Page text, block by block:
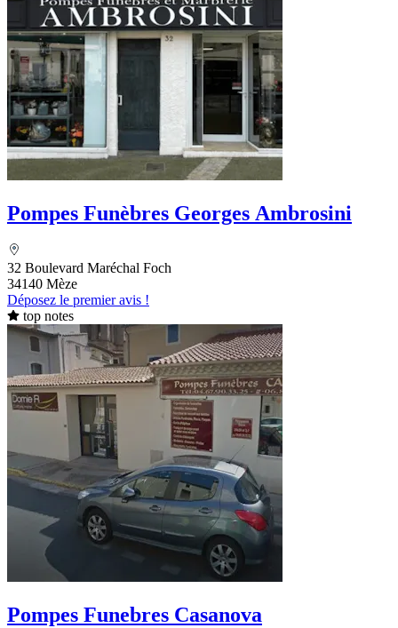
Pompes Funèbres Georges Ambrosini
32 Boulevard Maréchal Foch
34140 Mèze
Déposez le premier avis !
top notes
Pompes Funebres Casanova